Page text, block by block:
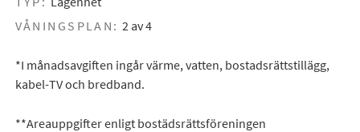
VÅNINGSPLAN: 2 av 4
*I månadsavgiften ingår värme, vatten, bostadsrättstillägg,
kabel-TV och bredband.
**Areauppgifter enligt bostädsrättsföreningen